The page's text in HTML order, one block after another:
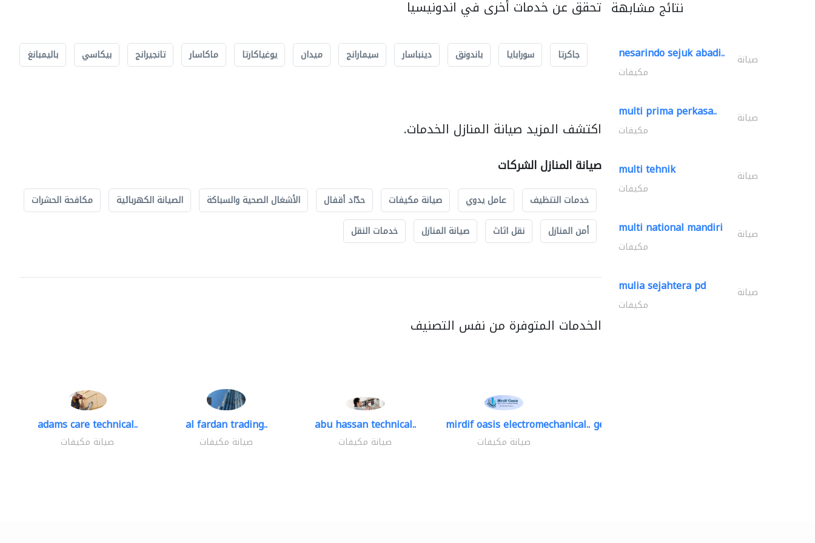
تحقق عن خدمات أخرى في اندونيسيا
جاكرتا سورابايا باندونق دينباسار سيمارانج ميدان يوغياكارتا ماكاسار تانجيرانج بيكاسي باليمبانغ
اكتشف المزيد صيانة المنازل الخدمات.
صيانة المنازل الشركات
خدمات التنظيف عامل يدوي صيانة مكيفات حدّاد أقفال الأشغال الصحية والسباكة الصيانة الكهربائية
مكافحة الحشرات
أمن المنازل
نقل اثاث صيانة المنازل خدمات النقل
الخدمات المتوفرة من نفس التصنيف
adams care technical..
صيانة مكيفات
al fardan trading..
صيانة مكيفات
abu hassan technical..
صيانة مكيفات
mirdif oasis electromechanical..
صيانة مكيفات
geco mechanical and..
نتائج مشابهة
nesarindo sejuk abadi.. صيانة
مكيفات
multi prima perkasa.. صيانة
مكيفات
multi tehnik صيانة
مكيفات
multi national mandiri صيانة
مكيفات
mulia sejahtera pd صيانة
مكيفات